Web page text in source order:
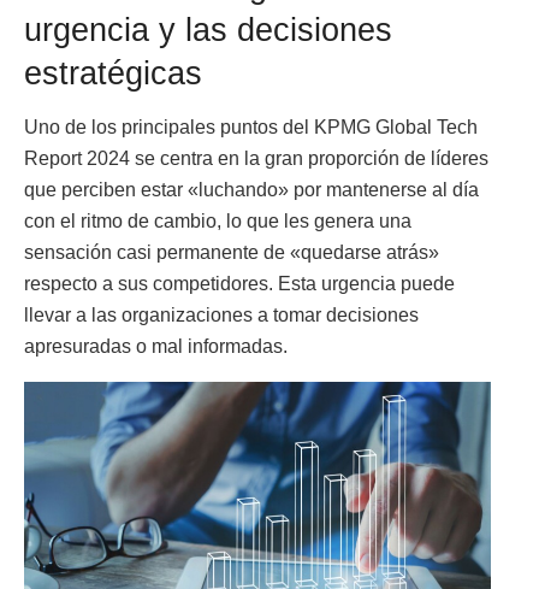
urgencia y las decisiones
estratégicas
Uno de los principales puntos del KPMG Global Tech
Report 2024 se centra en la gran proporción de líderes
que perciben estar «luchando» por mantenerse al día
con el ritmo de cambio, lo que les genera una
sensación casi permanente de «quedarse atrás»
respecto a sus competidores. Esta urgencia puede
llevar a las organizaciones a tomar decisiones
apresuradas o mal informadas.